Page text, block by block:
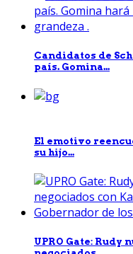
Candidatos de
país. Gomina...
El emotivo
su hijo...
UPRO Gate: Rudy